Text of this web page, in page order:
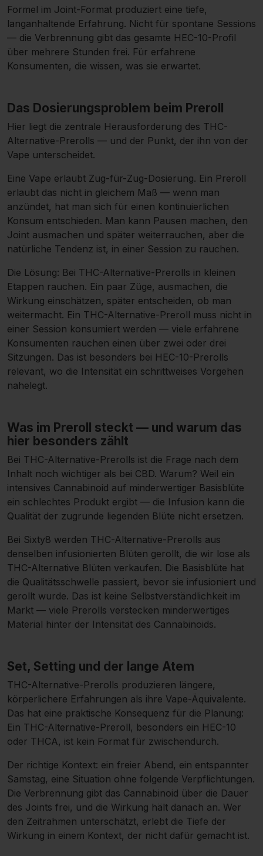
Formel im Joint-Format produziert eine tiefe,
langanhaltende Erfahrung. Nicht für spontane Sessions
— die Verbrennung gibt das gesamte HEC-10-Profil
über mehrere Stunden frei. Für erfahrene
Konsumenten, die wissen, was sie erwartet.
Das Dosierungsproblem beim Preroll
Hier liegt die zentrale Herausforderung des THC-
Alternative-Prerolls — und der Punkt, der ihn von der
Vape unterscheidet.
Eine Vape erlaubt Zug-für-Zug-Dosierung. Ein Preroll
erlaubt das nicht in gleichem Maß — wenn man
anzündet, hat man sich für einen kontinuierlichen
Konsum entschieden. Man kann Pausen machen, den
Joint ausmachen und später weiterrauchen, aber die
natürliche Tendenz ist, in einer Session zu rauchen.
Die Lösung: Bei THC-Alternative-Prerolls in kleinen
Etappen rauchen. Ein paar Züge, ausmachen, die
Wirkung einschätzen, später entscheiden, ob man
weitermacht. Ein THC-Alternative-Preroll muss nicht in
einer Session konsumiert werden — viele erfahrene
Konsumenten rauchen einen über zwei oder drei
Sitzungen. Das ist besonders bei HEC-10-Prerolls
relevant, wo die Intensität ein schrittweises Vorgehen
nahelegt.
Was im Preroll steckt — und warum das
hier besonders zählt
Bei THC-Alternative-Prerolls ist die Frage nach dem
Inhalt noch wichtiger als bei CBD. Warum? Weil ein
intensives Cannabinoid auf minderwertiger Basisblüte
ein schlechtes Produkt ergibt — die Infusion kann die
Qualität der zugrunde liegenden Blüte nicht ersetzen.
Bei Sixty8 werden THC-Alternative-Prerolls aus
denselben infusionierten Blüten gerollt, die wir lose als
THC-Alternative Blüten verkaufen. Die Basisblüte hat
die Qualitätsschwelle passiert, bevor sie infusioniert und
gerollt wurde. Das ist keine Selbstverständlichkeit im
Markt — viele Prerolls verstecken minderwertiges
Material hinter der Intensität des Cannabinoids.
Set, Setting und der lange Atem
THC-Alternative-Prerolls produzieren längere,
körperlichere Erfahrungen als ihre Vape-Äquivalente.
Das hat eine praktische Konsequenz für die Planung:
Ein THC-Alternative-Preroll, besonders ein HEC-10
oder THCA, ist kein Format für zwischendurch.
Der richtige Kontext: ein freier Abend, ein entspannter
Samstag, eine Situation ohne folgende Verpflichtungen.
Die Verbrennung gibt das Cannabinoid über die Dauer
des Joints frei, und die Wirkung hält danach an. Wer
den Zeitrahmen unterschätzt, erlebt die Tiefe der
Wirkung in einem Kontext, der nicht dafür gemacht ist.